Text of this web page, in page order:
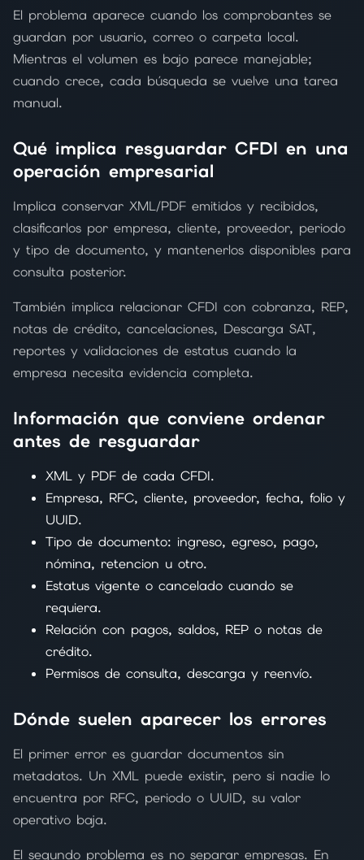
El problema aparece cuando los comprobantes se
guardan por usuario, correo o carpeta local.
Mientras el volumen es bajo parece manejable;
cuando crece, cada búsqueda se vuelve una tarea
manual.
Qué implica resguardar CFDI en una
operación empresarial
Implica conservar XML/PDF emitidos y recibidos,
clasificarlos por empresa, cliente, proveedor, periodo
y tipo de documento, y mantenerlos disponibles para
consulta posterior.
También implica relacionar CFDI con cobranza, REP,
notas de crédito, cancelaciones, Descarga SAT,
reportes y validaciones de estatus cuando la
empresa necesita evidencia completa.
Información que conviene ordenar
antes de resguardar
XML y PDF de cada CFDI.
Empresa, RFC, cliente, proveedor, fecha, folio y
UUID.
Tipo de documento: ingreso, egreso, pago,
nómina, retencion u otro.
Estatus vigente o cancelado cuando se
requiera.
Relación con pagos, saldos, REP o notas de
crédito.
Permisos de consulta, descarga y reenvío.
Dónde suelen aparecer los errores
El primer error es guardar documentos sin
metadatos. Un XML puede existir, pero si nadie lo
encuentra por RFC, periodo o UUID, su valor
operativo baja.
El segundo problema es no separar empresas. En